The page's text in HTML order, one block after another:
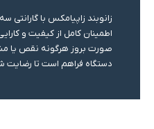
زانوبند زاپیامکس با گارانتی
اطمینان کامل از کیفیت و
صورت بروز هرگونه نقص یا
دستگاه فراهم است تا رضایت